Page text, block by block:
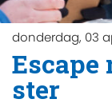
donderdag, 03
Escape
ster